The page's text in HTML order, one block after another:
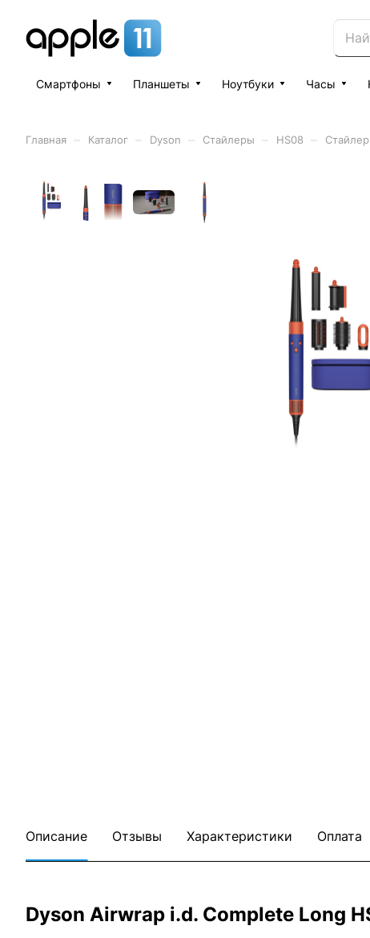
Смартфоны Планшеты Ноутбуки Часы
Главная Каталог Dyson Стайлеры HS08
Описание Отзывы Характеристики Оплата
Dyson Airwrap i.d. Complete Long